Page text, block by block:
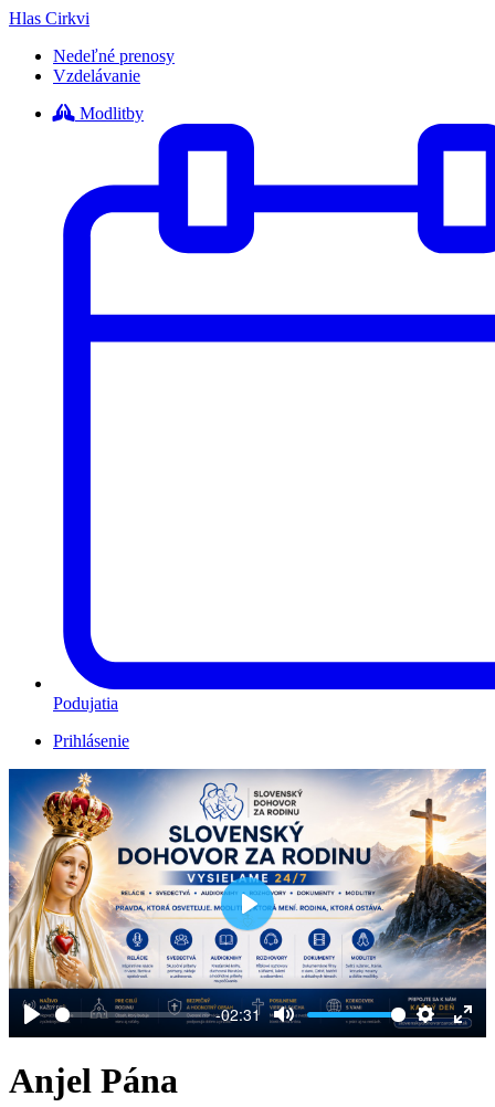
Hlas Cirkvi
Nedeľné prenosy
Vzdelávanie
Modlitby
Podujatia
Prihlásenie
Play
-02:31
Mute Settings
Play
Anjel Pána